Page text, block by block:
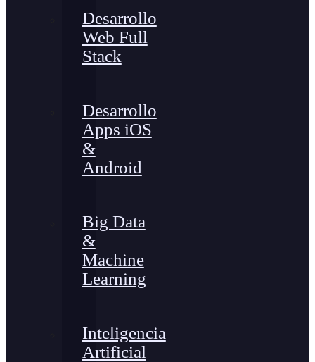
Desarrollo
Web Full
Stack
Desarrollo
Apps iOS
&
Android
Big Data
&
Machine
Learning
Inteligencia
Artificial